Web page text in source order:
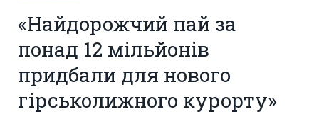
«Найдорожчий пай за
понад 12 мільйонів
придбали для нового
гірськолижного курорту»